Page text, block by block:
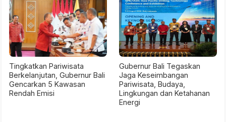
Tingkatkan Pariwisata
Berkelanjutan, Gubernur Bali
Gencarkan 5 Kawasan
Rendah Emisi
Gubernur Bali Tegaskan
Jaga Keseimbangan
Pariwisata, Budaya,
Lingkungan dan Ketahanan
Energi